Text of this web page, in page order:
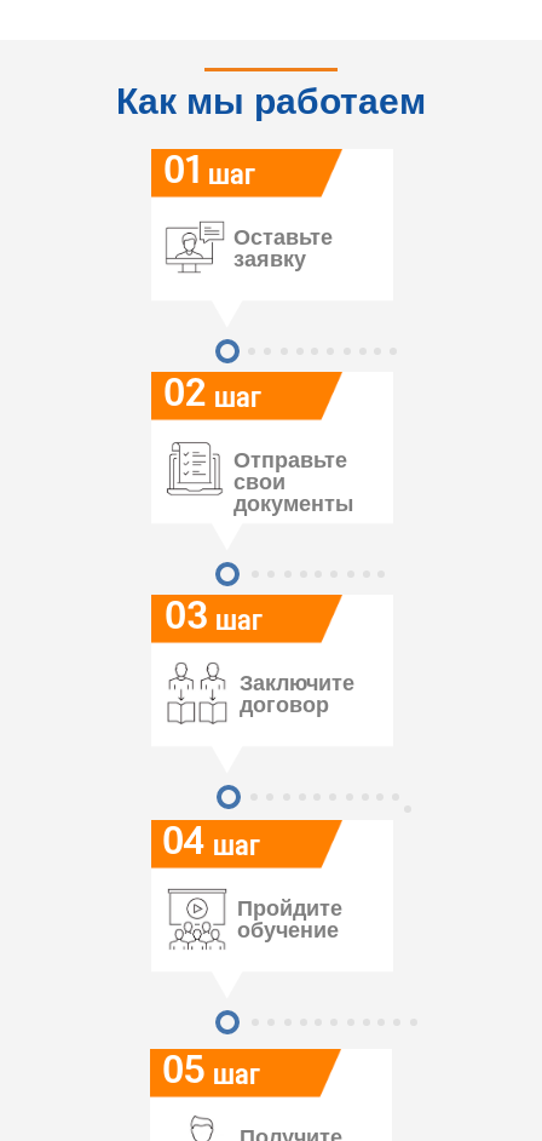
Как мы работаем
05
04
03
02
01
Оставьте
заявку
шаг
шаг
шаг
шаг
шаг
Отправьте
свои
документы
Заключите
договор
Пройдите
обучение